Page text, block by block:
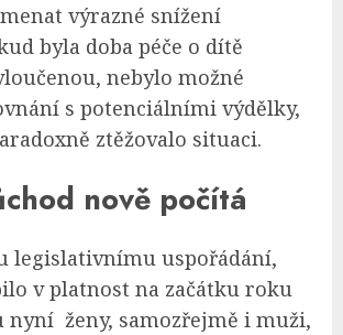
výrazné snížení
byla doba péče o dítě
nebylo možné
s potenciálními výdělky,
ztěžovalo situaci.
nově počítá
legislativnímu uspořádání,
v platnost na začátku roku
nyní ženy, samozřejmě i muži,